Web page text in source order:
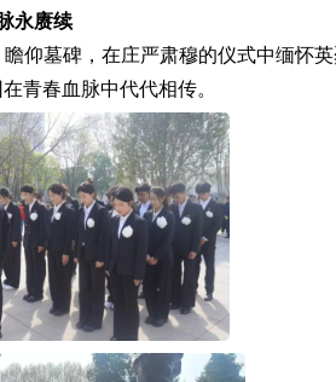
永赓续
仰墓碑，在庄严肃穆的仪式中缅怀
青春血脉中代代相传。